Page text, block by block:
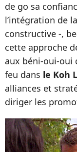
de go sa
l’intégration de
constructive -,
cette approche
aux béni-oui-oui
feu dans le Koh
alliances et
diriger les